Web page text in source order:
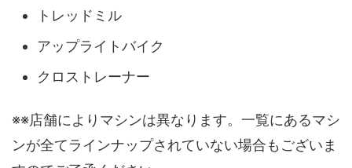
トレッドミル
アップライトバイク
クロストレーナー
※※店舗によりマシンは異なります。一覧にあるマシ
ンが全てラインナップされていない場合もございま